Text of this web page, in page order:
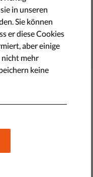
in unseren
Sie können
er diese Cookies
aber einige
nicht mehr
keine